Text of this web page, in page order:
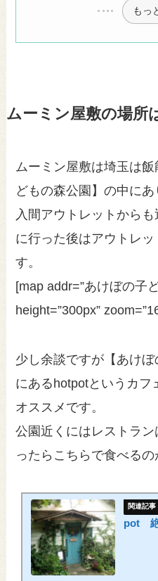
もっ
ムーミン屋敷の場所
ムーミン屋敷は埼玉は
どもの森公園】の中にあ
入間アウトレットから
に行った後はアウトレ
す。
[map addr=”あけぼの子
height=”300px”
少し余談ですが【あけ
にあるhotpotというカフ
オススメです。
公園近くにはレストラ
ったらこちらで食べるの
pot 絶